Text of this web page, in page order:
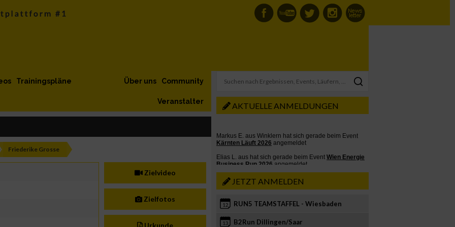
Trainingspläne Community
Über uns
Veranstalter
Friederike Grosse
Zielvideo
Zielfotos
Urkunde
AKTUELLE ANMELDUNGEN
JETZT ANMELDEN
12 RUN5 TEAMSTAFFEL - Wiesbaden
13 B2Run Dillingen/Saar